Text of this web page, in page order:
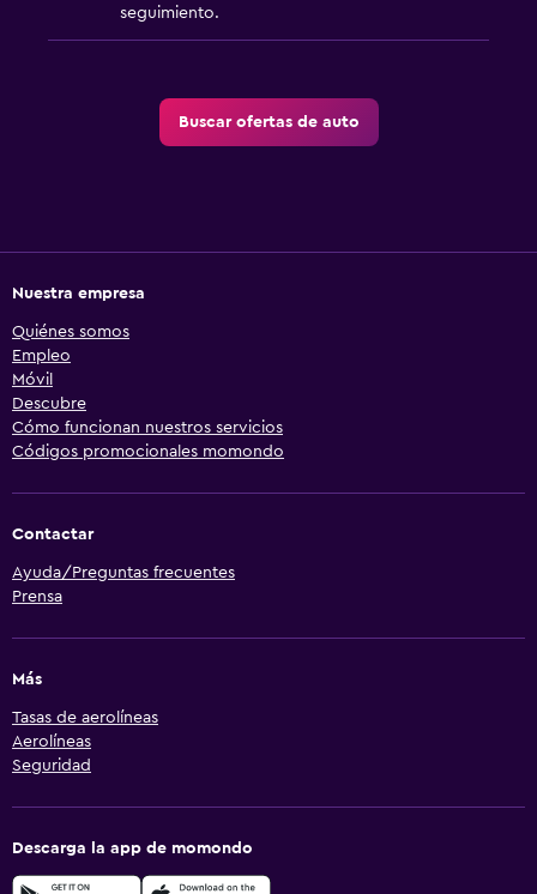
seguimiento.
Buscar ofertas de auto
Nuestra empresa
Quiénes somos
Empleo
Móvil
Descubre
Cómo funcionan nuestros servicios
Códigos promocionales momondo
Contactar
Ayuda/Preguntas frecuentes
Prensa
Más
Tasas de aerolíneas
Aerolíneas
Seguridad
Descarga la app de momondo